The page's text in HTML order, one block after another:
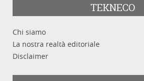
TEKNECO
Chi siamo
La nostra realtà editoriale
Disclaimer